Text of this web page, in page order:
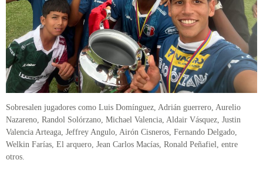
Sobresalen jugadores como Luis Domínguez, Adrián guerrero, Aurelio
Nazareno, Randol Solórzano, Michael Valencia, Aldair Vásquez, Justin
Valencia Arteaga, Jeffrey Angulo, Airón Cisneros, Fernando Delgado,
Welkin Farías, El arquero, Jean Carlos Macías, Ronald Peñafiel, entre
otros.